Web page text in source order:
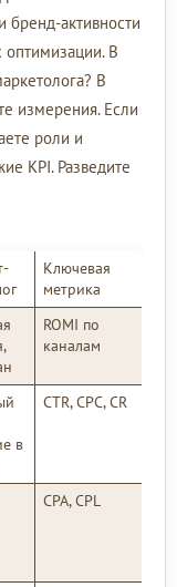
бренд-активности
В
В
измерения. Если
роли и
KPI. Разведите
Ключевая
метрика
ROMI по
каналам
в
CTR, CPC, CR
CPA, CPL